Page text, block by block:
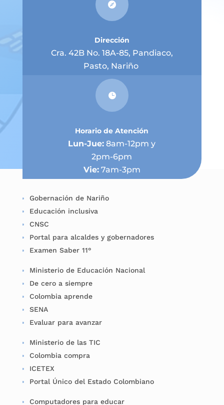

Dirección
Cra. 42B No. 18A-85, Pandiaco,
Pasto, Nariño

Horario de Atención
Lun-Jue: 8am-12pm y
2pm-6pm
Vie:7am-3pm
Gobernación de Nariño
Educación inclusiva
CNSC
Portal para alcaldes y gobernadores
Examen Saber 11°
Ministerio de Educación Nacional
De cero a siempre
Colombia aprende
SENA
Evaluar para avanzar
Ministerio de las TIC
Colombia compra
ICETEX
Portal Único del Estado Colombiano
Computadores para educar